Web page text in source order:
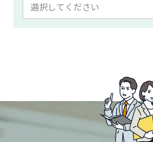
選択してください